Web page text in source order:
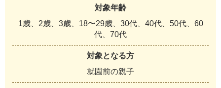
対象年齢
1歳、2歳、3歳、18〜29歳、30代、40代、50代、60
代、70代
対象となる方
就園前の親子